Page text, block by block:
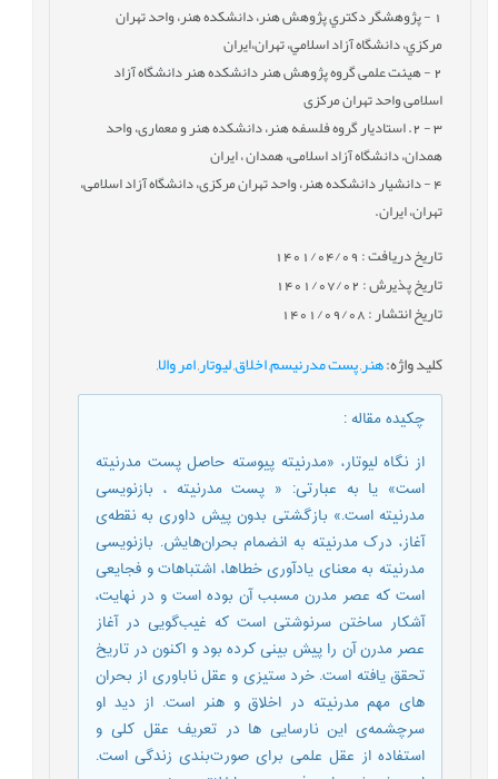
- پژوهشگر دكتري پژوهش هنر، دانشكده هنر، واحد تهران
مركزي، دانشگاه آزاد اسلامي، تهران،ايران
2- هیئت علمی گروه پژوهش هنر دانشکده هنر دانشگاه آزاد
اسلامی واحد تهران مرکزی
3
- 2. استادیار گروه فلسفه هنر، دانشکده هنر و معماری، واحد
همدان، دانشگاه آزاد اسلامی، همدان ، ایران
4- دانشیار دانشکده هنر، واحد تهران مرکزی، دانشگاه آزاد اسلامی،
تهران، ایران.
تاریخ دریافت : 1401/04/09
تاریخ پذیرش : 1401/07/02
تاریخ انتشار : 1401/09/08
کلید واژه:هنر,پست مدرنیسم,اخلاق,لیوتار,امر والا,
چکیده مقاله:
از نگاه لیوتار، «مدرنیته پیوسته حاصل پست مدرنیته
است» یا به عبارتی: « پست مدرنیته ، بازنویسی
مدرنیته است.» بازگشتی بدون پیش داوری به نقطه‌ی
آغاز، درک مدرنیته به انضمام بحران‌هایش. بازنویسی
مدرنیته به معنای یادآوری خطاها، اشتباهات و فجایعی
است که عصر مدرن مسبب آن بوده است و در نهایت،
آشکار ساختن سرنوشتی است که غیب‌گویی در آغاز
عصر مدرن آن را پیش بینی کرده بود و اکنون در تاریخ
تحقق یافته است. خرد ستیزی و عقل ناباوری از بحران
های مهم مدرنیته در اخلاق و هنر است. از دید او
سرچشمه‌ی این نارسایی ها در تعریف عقل کلی و
استفاده از عقل علمی برای صورت‌بندی زندگی است.